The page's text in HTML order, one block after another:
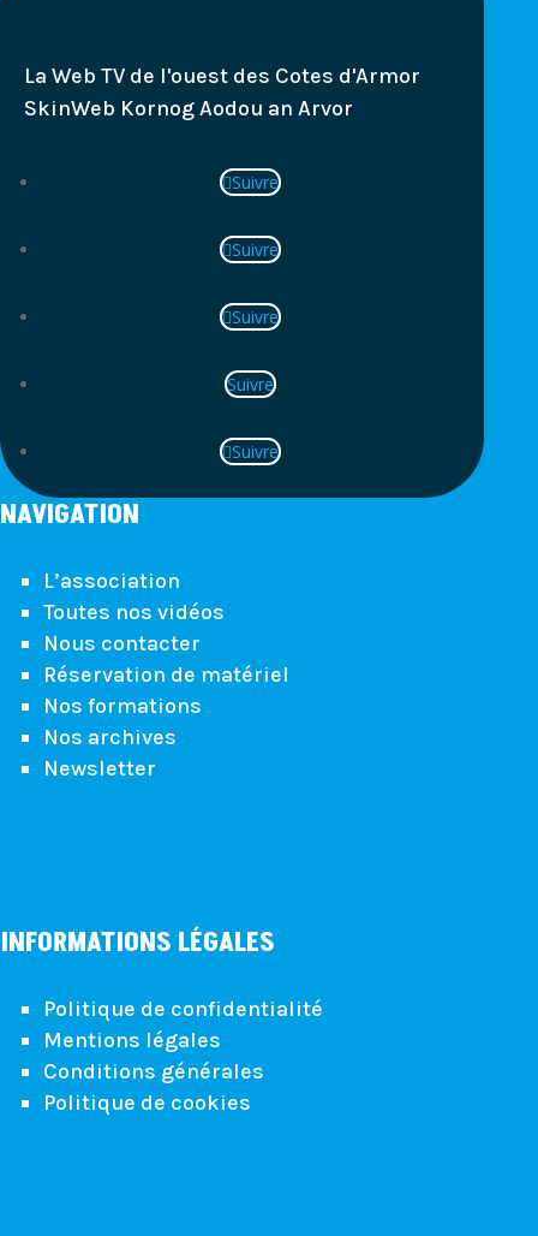
La Web TV de l'ouest des Cotes d'Armor
SkinWeb Kornog Aodou an Arvor
Suivre
Suivre
Suivre
Suivre
Suivre
NAVIGATION
L’association
Toutes nos vidéos
Nous contacter
Réservation de matériel
Nos formations
Nos archives
Newsletter
INFORMATIONS LÉGALES
Politique de confidentialité
Mentions légales
Conditions générales
Politique de cookies